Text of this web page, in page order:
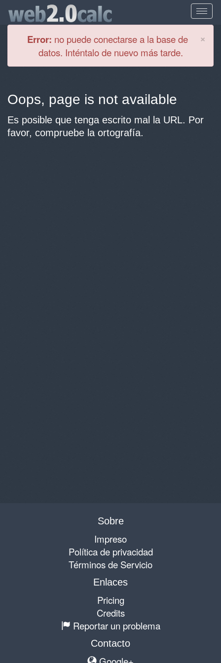
×
Error: no puede conectarse a la base de
datos. Inténtalo de nuevo más tarde.
Oops, page is not available
Es posible que tenga escrito mal la URL. Por
favor, compruebe la ortografía.
Sobre
Impreso
Política de privacidad
Términos de Servicio
Enlaces
Pricing
Credits
Reportar un problema
Contacto